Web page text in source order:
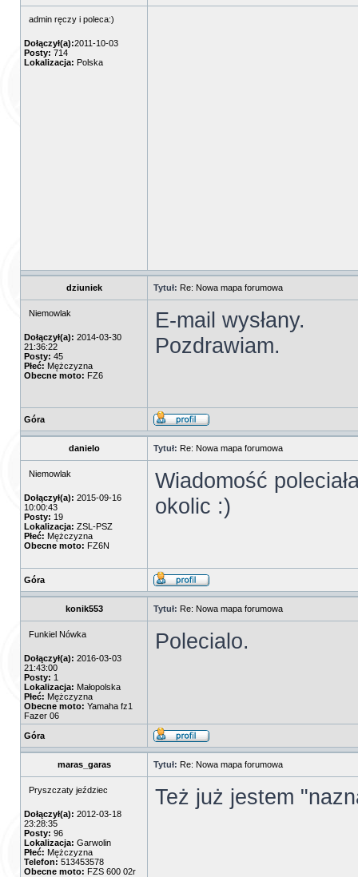
admin ręczy i poleca:)
Dołączył(a):2011-10-03
Posty: 714
Lokalizacja: Polska
dziuniek Tytuł: Re: Nowa mapa forumowa
Niemowlak
Dołączył(a): 2014-03-30
21:36:22
Posty: 45
Płeć: Mężczyzna
Obecne moto: FZ6
E-mail wysłany.
Pozdrawiam.
Góra
danielo Tytuł: Re: Nowa mapa forumowa
Niemowlak
Dołączył(a): 2015-09-16
10:00:43
Posty: 19
Lokalizacja: ZSL-PSZ
Płeć: Mężczyzna
Obecne moto: FZ6N
Wiadomość
okolic :)
Góra
konik553 Tytuł: Re: Nowa mapa forumowa
Funkiel Nówka
Dołączył(a): 2016-03-03
21:43:00
Posty: 1
Lokalizacja: Małopolska
Płeć: Mężczyzna
Obecne moto: Yamaha fz1
Fazer 06
Polecialo.
Góra
maras_garas Tytuł: Re: Nowa mapa forumowa
Pryszczaty jeździec
Dołączył(a): 2012-03-18
23:28:35
Posty: 96
Lokalizacja: Garwolin
Płeć: Mężczyzna
Telefon: 513453578
Obecne moto: FZS 600 02r
Też już jestem